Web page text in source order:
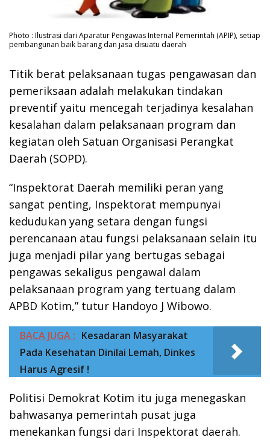
Photo : Ilustrasi dari Aparatur Pengawas Internal Pemerintah (APIP), setiap
pembangunan baik barang dan jasa disuatu daerah
Titik berat pelaksanaan tugas pengawasan dan
pemeriksaan adalah melakukan tindakan
preventif yaitu mencegah terjadinya kesalahan
kesalahan dalam pelaksanaan program dan
kegiatan oleh Satuan Organisasi Perangkat
Daerah (SOPD).
“Inspektorat Daerah memiliki peran yang
sangat penting, Inspektorat mempunyai
kedudukan yang setara dengan fungsi
perencanaan atau fungsi pelaksanaan selain itu
juga menjadi pilar yang bertugas sebagai
pengawas sekaligus pengawal dalam
pelaksanaan program yang tertuang dalam
APBD Kotim,” tutur Handoyo J Wibowo.
BACA JUGA : Kesadaran Masyarakat
Pada Kesehatan Dinilai Lemah, Dinkes
Harus Agresif !
Politisi Demokrat Kotim itu juga menegaskan
bahwasanya pemerintah pusat juga
menekankan fungsi dari Inspektorat daerah.